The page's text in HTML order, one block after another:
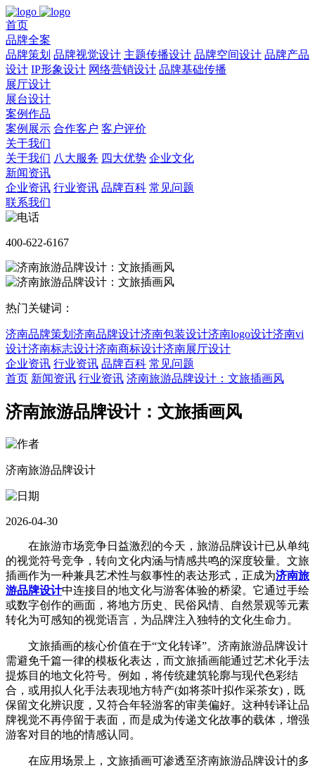
首页
品牌全案
品牌策划 品牌视觉设计 主题传播设计 品牌空间设计 品牌产品
设计 IP形象设计 网络营销设计 品牌基础传播
展厅设计
展台设计
案例作品
案例展示 合作客户 客户评价
关于我们
关于我们 八大服务 四大优势 企业文化
新闻资讯
企业资讯 行业资讯 品牌百科 常见问题
联系我们
400-622-6167
热门关键词：
济南品牌策划 济南品牌设计济南包装设计济南logo设计济南vi
设计济南标志设计济南商标设计济南展厅设计
企业资讯 行业资讯 品牌百科 常见问题
首页 新闻资讯 行业资讯 济南旅游品牌设计：文旅插画风
济南旅游品牌设计：文旅插画风
济南旅游品牌设计
2026-04-30
在旅游市场竞争日益激烈的今天，旅游品牌设计已从单纯
的视觉符号竞争，转向文化内涵与情感共鸣的深度较量。文旅
插画作为一种兼具艺术性与叙事性的表达形式，正成为济南旅
游品牌设计中连接目的地文化与游客体验的桥梁。它通过手绘
或数字创作的画面，将地方历史、民俗风情、自然景观等元素
转化为可感知的视觉语言，为品牌注入独特的文化生命力。
文旅插画的核心价值在于“文化转译”。济南旅游品牌设计
需避免千篇一律的模板化表达，而文旅插画能通过艺术化手法
提炼目的地文化符号。例如，将传统建筑轮廓与现代色彩结
合，或用拟人化手法表现地方特产(如将茶叶拟作采茶女)，既
保留文化辨识度，又符合年轻游客的审美偏好。这种转译让品
牌视觉不再停留于表面，而是成为传递文化故事的载体，增强
游客对目的地的情感认同。
在应用场景上，文旅插画可渗透至济南旅游品牌设计的多